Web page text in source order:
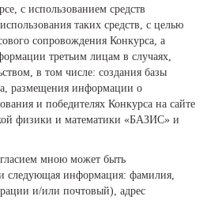
с использованием средств
таких средств, с целью
сопровождения Конкурса, а
третьим лицам в случаях,
в том числе: создания базы
размещения информации о
и победителях Конкурса на сайте
физики и математики «БАЗИС» и
мною может быть
следующая информация: фамилия,
и/или почтовый), адрес